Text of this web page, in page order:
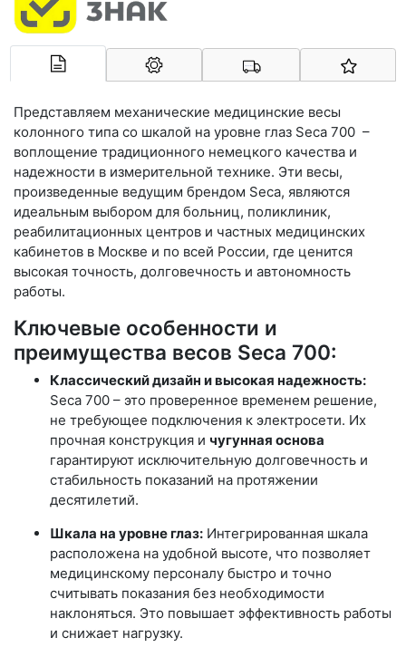
Арконт-Мед
Представляем механические медицинские весы
колонного типа со шкалой на уровне глаз Seca 700 –
воплощение традиционного немецкого качества и
надежности в измерительной технике. Эти весы,
произведенные ведущим брендом Seca, являются
идеальным выбором для больниц, поликлиник,
реабилитационных центров и частных медицинских
кабинетов в Москве и по всей России, где ценится
высокая точность, долговечность и автономность
работы.
Ключевые особенности и
преимущества весов Seca 700:
Классический дизайн и высокая надежность:
Seca 700 – это проверенное временем решение,
не требующее подключения к электросети. Их
прочная конструкция и чугунная основа
гарантируют исключительную долговечность и
стабильность показаний на протяжении
десятилетий.
Шкала на уровне глаз: Интегрированная шкала
расположена на удобной высоте, что позволяет
медицинскому персоналу быстро и точно
считывать показания без необходимости
наклоняться. Это повышает эффективность работы
и снижает нагрузку.